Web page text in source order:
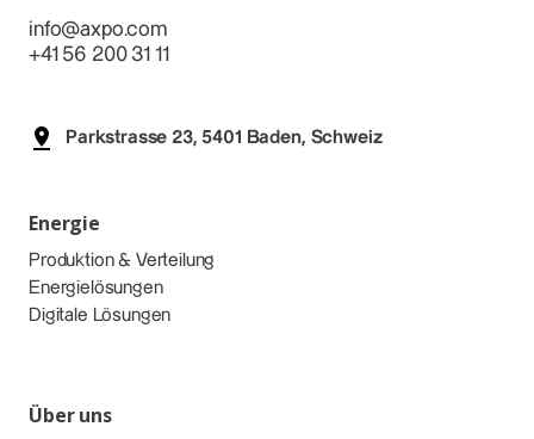
info@axpo.com
+41 56 200 31 11
Parkstrasse 23, 5401 Baden, Schweiz
Energie
Produktion & Verteilung
Energielösungen
Digitale Lösungen
Über uns